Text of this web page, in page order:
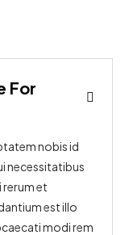
For
nobis id
necessitatibus
rerum et
est illo
modi rem